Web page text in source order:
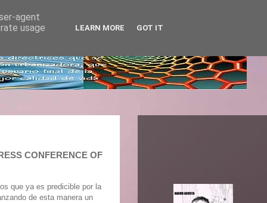
CONFERENCE OF
que ya es predicible por la
de esta manera un
agent
usage
LEARN MORE GOT IT